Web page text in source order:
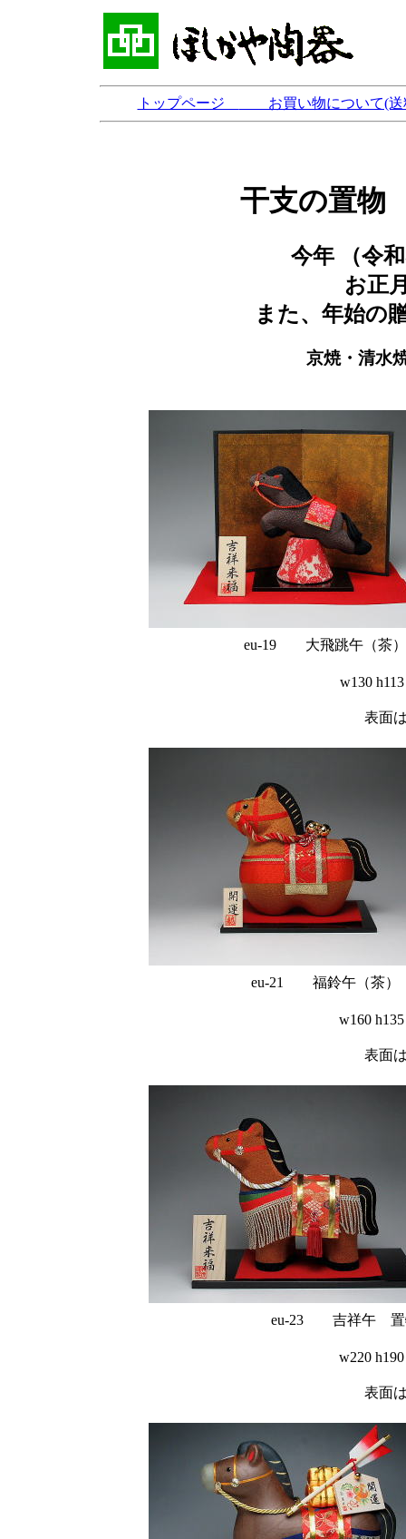
トップページ お買い物について(
干支の置物
今年 （令
お正
また、年始の
京焼・清水
eu-19 大飛跳午（
w130
表面
eu-21 福鈴午（
w160
表面
eu-23 吉祥午
w220
表面